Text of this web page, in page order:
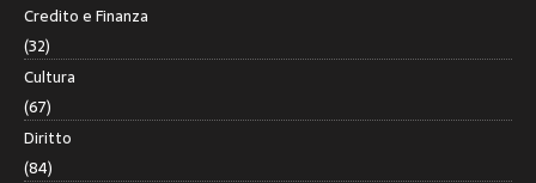
Credito e Finanza
(32)
Cultura
(67)
Diritto
(84)